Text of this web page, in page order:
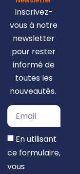
Inscrivez-
vous à notre
newsletter
pour rester
informé de
toutes les
nouveautés.
En utilisant
ce formulaire,
vous